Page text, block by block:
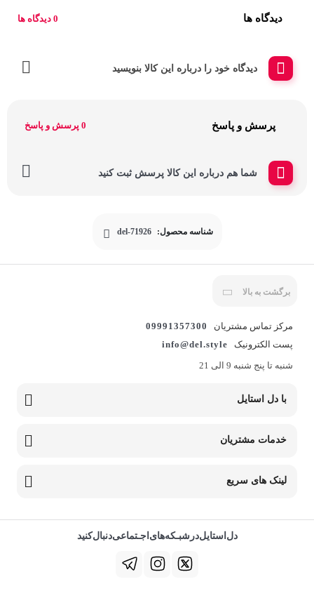
دیدگاه ها 0 دیدگاه ها
دیدگاه خود را درباره این کالا بنویسید
پرسش و پاسخ 0 پرسش و پاسخ
شما هم درباره این کالا پرسش ثبت کنید
شناسه محصول: del-71926
برگشت به بالا
مرکز تماس مشتریان
09991357300
پست الکترونیک
info@del.style
شنبه تا پنج شنبه 9 الی 21
با دل استایل
خدمات مشتریان
لینک های سریع
دل‌استایل‌در‌‌شبـکه‌های‌اجـتماعی‌دنبال‌کنید